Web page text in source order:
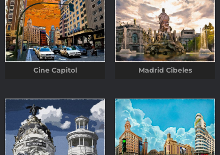
Cine Capitol Madrid Cibeles